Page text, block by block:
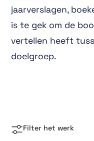
jaarverslagen,
is te gek om de
vertellen heeft
doelgroep.
Filter het werk